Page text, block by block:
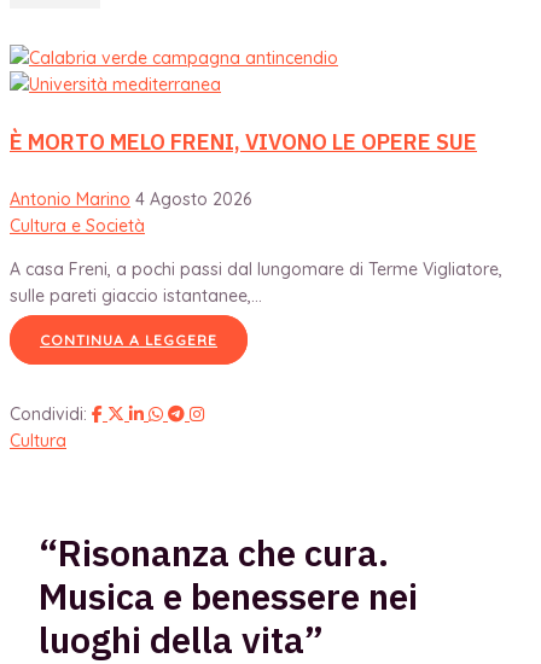
È MORTO MELO FRENI, VIVONO LE OPERE SUE
Antonio Marino 4 Agosto 2026
Cultura e Società
A casa Freni, a pochi passi dal lungomare di Terme Vigliatore,
sulle pareti giaccio istantanee,...
CONTINUA A LEGGERE
Condividi:
Cultura
“Risonanza che cura.
Musica e benessere nei
luoghi della vita”